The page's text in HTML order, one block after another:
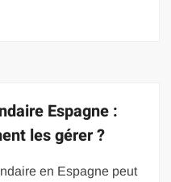
Espagne :
les gérer ?
en Espagne peut